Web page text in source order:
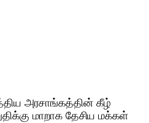
அரசாங்கத்தின் கீழ்
மாறாக தேசிய மக்கள்